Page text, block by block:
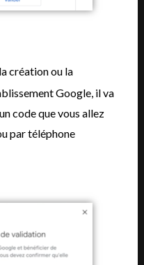
création ou la
Google, il va
code que vous allez
par téléphone